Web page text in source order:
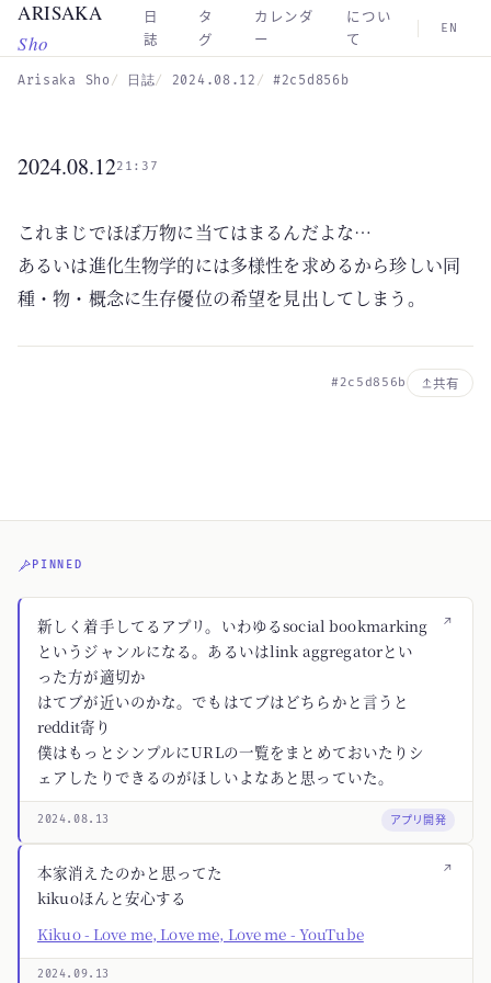
Skip to main content
ARISAKA
Sho
日
誌
タ
グ
カレンダ
ー
につい
て
EN
Arisaka Sho 日誌 2024.08.12 #2c5d856b
2024.08.1221:37
これまじでほぼ万物に当てはまるんだよな…
あるいは進化生物学的には多様性を求めるから珍しい同
種・物・概念に生存優位の希望を見出してしまう。
#2c5d856b 共有
PINNED
↗
新しく着手してるアプリ。いわゆるsocial bookmarking
というジャンルになる。あるいはlink aggregatorとい
った方が適切か
はてブが近いのかな。でもはてブはどちらかと言うと
reddit寄り
僕はもっとシンプルにURLの一覧をまとめておいたりシ
ェアしたりできるのがほしいよなあと思っていた。
2024.08.13 アプリ開発
↗
本家消えたのかと思ってた
kikuoほんと安心する
Kikuo - Love me, Love me, Love me - YouTube
2024.09.13